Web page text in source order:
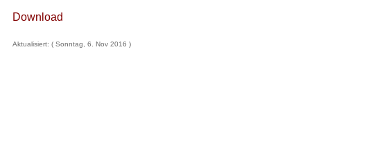
Download
Aktualisiert: ( Sonntag, 6. Nov 2016 )